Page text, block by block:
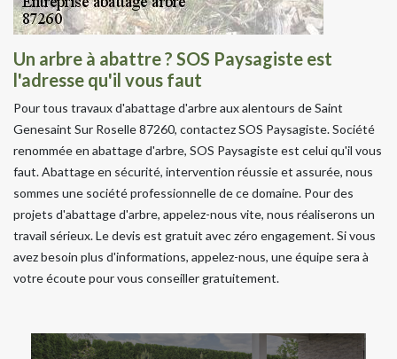
Un arbre à abattre ? SOS Paysagiste est
l'adresse qu'il vous faut
Pour tous travaux d'abattage d'arbre aux alentours de Saint
Genesaint Sur Roselle 87260, contactez SOS Paysagiste. Société
renommée en abattage d'arbre, SOS Paysagiste est celui qu'il vous
faut. Abattage en sécurité, intervention réussie et assurée, nous
sommes une société professionnelle de ce domaine. Pour des
projets d'abattage d'arbre, appelez-nous vite, nous réaliserons un
travail sérieux. Le devis est gratuit avec zéro engagement. Si vous
avez besoin plus d'informations, appelez-nous, une équipe sera à
votre écoute pour vous conseiller gratuitement.